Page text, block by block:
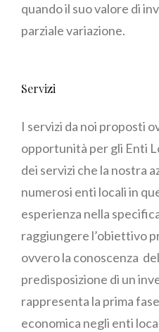
quando il suo valore di
parziale variazione.
Servizi
I servizi da noi proposti
opportunità per gli Enti
dei servizi che la nostra
numerosi enti locali in
esperienza nella
raggiungere l’obiettivo
ovvero la conoscenza
predisposizione di un
rappresenta la prima
economica negli enti